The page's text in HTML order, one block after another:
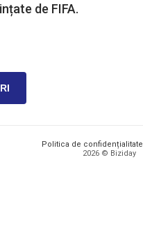
de FIFA.
Politica de confidențialitate
2026 © Biziday